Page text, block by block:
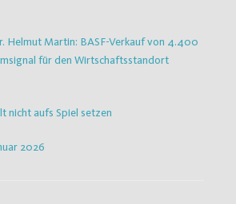
Helmut Martin: BASF-Verkauf von 4.400
für den Wirtschaftsstandort
nicht aufs Spiel setzen
2026